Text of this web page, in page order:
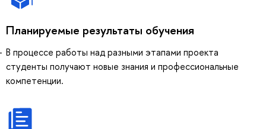
Планируемые результаты обучения
В процессе работы над разными этапами проекта
студенты получают новые знания и профессиональные
компетенции.